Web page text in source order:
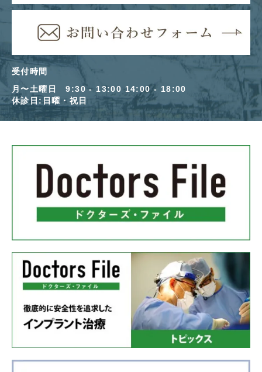
受付時間
月〜土曜日 9:30 - 13:00 14:00 - 18:00
休診日:日曜・祝日